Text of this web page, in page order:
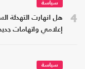
4
سياسة
هل انهارت التهدئة
إعلامي واتهامات
سياسة